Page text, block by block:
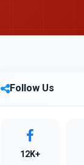
Follow Us
12K+